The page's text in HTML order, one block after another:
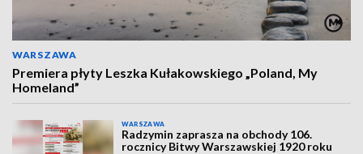
WARSZAWA
Premiera płyty Leszka Kułakowskiego „Poland, My
Homeland”
WARSZAWA
Radzymin zaprasza na obchody 106.
rocznicy Bitwy Warszawskiej 1920 roku